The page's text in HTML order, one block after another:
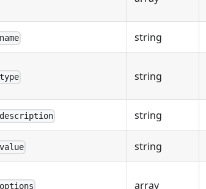
string
string
string
string
array